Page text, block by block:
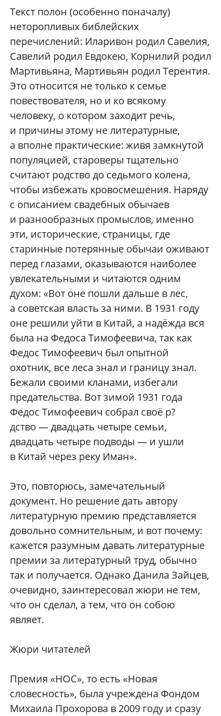
Текст полон (особенно поначалу)
неторопливых библейских
перечислений: Иларивон родил Савелия,
Савелий родил Евдокею, Корнилий родил
Мартивьяна, Мартивьян родил Терентия.
Это относится не только к семье
повествователя, но и ко всякому
человеку, о котором заходит речь,
и причины этому не литературные,
а вполне практические: живя замкнутой
популяцией, староверы тщательно
считают родство до седьмого колена,
чтобы избежать кровосмешения. Наряду
с описанием свадебных обычаев
и разнообразных промыслов, именно
эти, исторические, страницы, где
старинные потерянные обычаи оживают
перед глазами, оказываются наиболее
увлекательными и читаются одним
духом: «Вот оне пошли дальше в лес,
а советская власть за ними. В 1931 году
оне решили уйти в Китай, а надёжда вся
была на Федоса Тимофеевича, так как
Федос Тимофеевич был опытной
охотник, все леса знал и границу знал.
Бежали своими кланами, избегали
предательства. Вот зимой 1931 года
Федос Тимофеевич собрал своё р?
дство — двадцать четыре семьи,
двадцать четыре подводы — и ушли
в Китай через реку Иман».
Это, повторюсь, замечательный
документ. Но решение дать автору
литературную премию представляется
довольно сомнительным, и вот почему:
кажется разумным давать литературные
премии за литературный труд, обычно
так и получается. Однако Данила Зайцев,
очевидно, заинтересовал жюри не тем,
что он сделал, а тем, что он собою
являет.
Жюри читателей
Премия «НОС», то есть «Новая
словесность», была учреждена Фондом
Михаила Прохорова в 2009 году и сразу